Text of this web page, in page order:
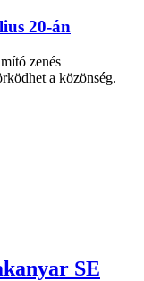
20-án
zenés
a közönség.
SE